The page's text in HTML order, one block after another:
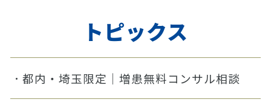
トピックス
都内・埼玉限定｜増患無料コンサル相談